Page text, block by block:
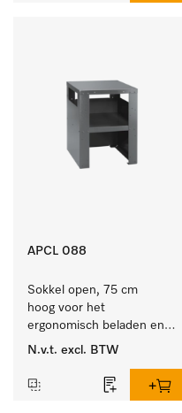
APCL 088
Sokkel open, 75 cm
hoog voor het
ergonomisch beladen en
ontladen van de
N.v.t. excl. BTW